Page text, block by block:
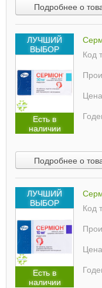
Подробнее о
ЛУЧШИЙ
ВЫБОР
Есть в
наличии
Код
Подробнее о
ЛУЧШИЙ
ВЫБОР
Есть в
наличии
Код